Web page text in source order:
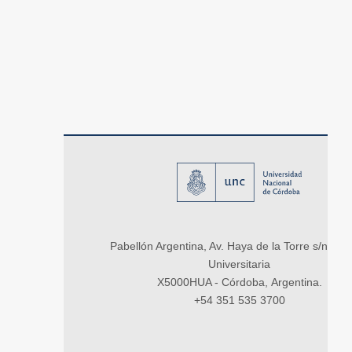
Pabellón Argentina, Av. Haya de la Torre s/n,
Universitaria
X5000HUA - Córdoba, Argentina.
+54 351 535 3700